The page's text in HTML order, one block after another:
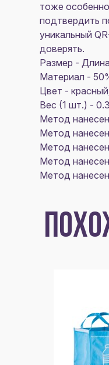
тоже
подтвердить
уникальный
доверять.
Размер -
Материал -
Цвет -
Вес (1 шт.) -
Метод
Метод
Метод
Метод
Метод